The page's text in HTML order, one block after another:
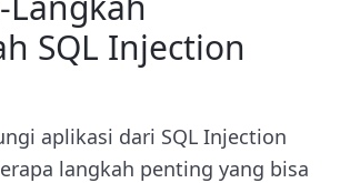
SQL Injection
aplikasi dari SQL Injection
langkah penting yang bisa